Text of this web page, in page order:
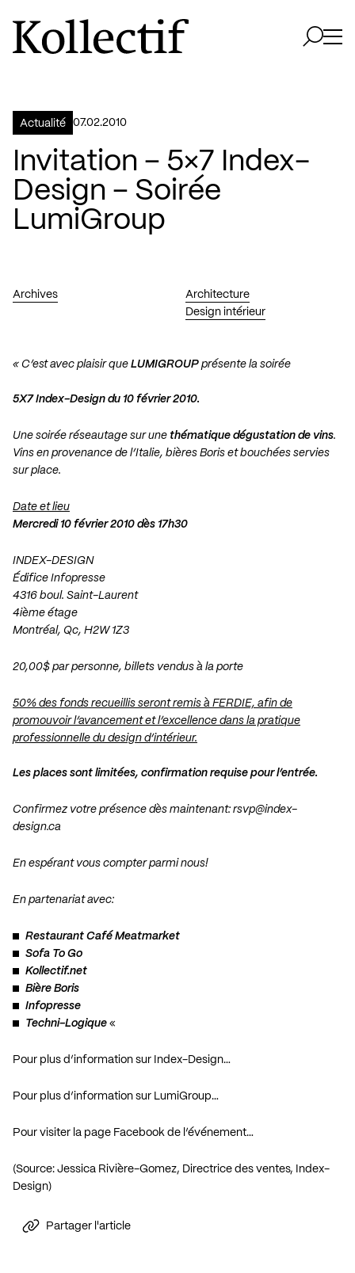
Aller à la page d'accueil
Logo Kollectif
Actualité 07.02.2010
Invitation – 5×7 Index-
Design – Soirée
LumiGroup
Archives
Architecture
Design intérieur
« C’est avec plaisir que LUMIGROUP présente la soirée
5X7 Index-Design du 10 février 2010.
Une soirée réseautage sur une thématique dégustation de vins.
Vins en provenance de l’Italie, bières Boris et bouchées servies
sur place.
Date et lieu
Mercredi 10 février 2010 dès 17h30
INDEX-DESIGN
Édifice Infopresse
4316 boul. Saint-Laurent
4ième étage
Montréal, Qc, H2W 1Z3
20,00$ par personne, billets vendus à la porte
50% des fonds recueillis seront remis à FERDIE, afin de
promouvoir l’avancement et l’excellence dans la pratique
professionnelle du design d’intérieur.
Les places sont limitées, confirmation requise pour l’entrée.
Confirmez votre présence dès maintenant: rsvp@index-
design.ca
En espérant vous compter parmi nous!
En partenariat avec:
Restaurant Café Meatmarket
Sofa To Go
Kollectif.net
Bière Boris
Infopresse
Techni-Logique «
Pour plus d’information sur Index-Design…
Pour plus d’information sur LumiGroup…
Pour visiter la page Facebook de l’événement…
(Source: Jessica Rivière-Gomez, Directrice des ventes, Index-
Design)
Partager l'article